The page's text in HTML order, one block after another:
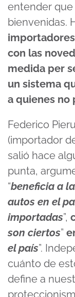
entender
bienvenidas.
con las
medida per
un sistema
a quienes no
Federico
(importador
salió hace
punta,
“beneficia a
autos en el
importadas”,
son ciertos”
el país”.
cuánto de
define a